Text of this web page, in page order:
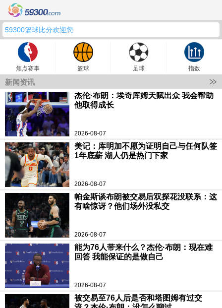
59300篮球比分欢迎您
焦点赛事 篮球 足球 指数
新闻资讯
杰伦·布朗：埃奇库姆天赋出众 我会帮助
他取得成长
2026-08-07
美记：库明加不愿为证明自己与任何队签
1年底薪 湖人仍是热门下家
2026-08-07
帕金斯谈布朗被交易后双探花没联系：这
有啥惊讶？他们场外没私交
2026-08-07
能为76人带来什么？杰伦·布朗：现在难
回答 我能保证的是做自己
2026-08-07
被交易至76人后是否和塔图姆有过交